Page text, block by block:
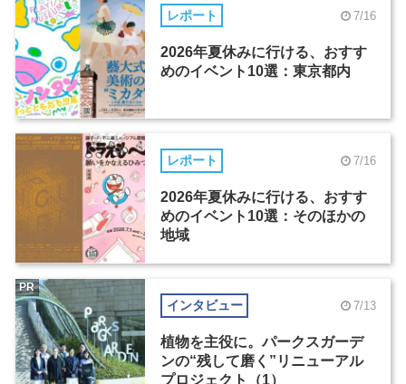
レポート 7/16
2026年夏休みに行ける、おすす
めのイベント10選：東京都内
レポート 7/16
2026年夏休みに行ける、おすす
めのイベント10選：そのほかの
地域
インタビュー 7/13
植物を主役に。パークスガーデ
ンの“残して磨く”リニューアル
プロジェクト（1）
PR